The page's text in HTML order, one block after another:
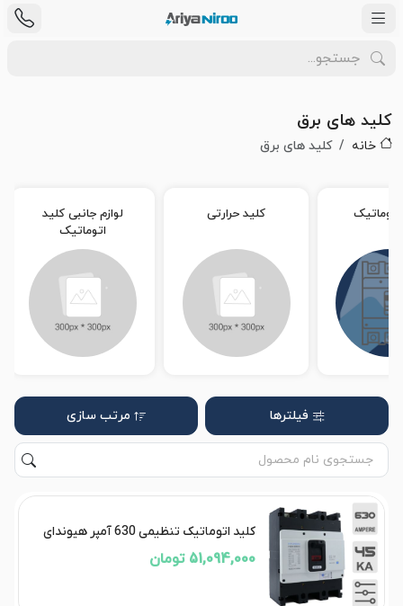
کلید های برق
خانه کلید های برق
کلید مینیاتوری کلید
فیلترها مرتب سازی
کلید اتوماتیک تنظیمی 630 آمپر هیوندای
51,094,000 تومان